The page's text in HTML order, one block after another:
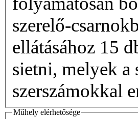
szerelő-
ellátásához 15
sietni, melyek a
szerszámokkal
Műhely elérhetősége